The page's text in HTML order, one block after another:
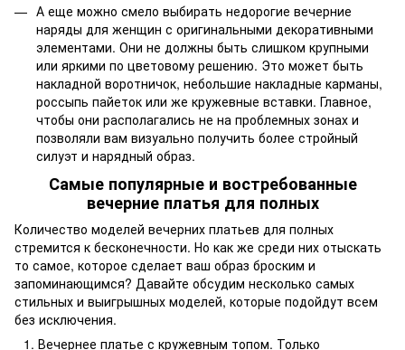
А еще можно смело выбирать недорогие вечерние
наряды для женщин с оригинальными декоративными
элементами. Они не должны быть слишком крупными
или яркими по цветовому решению. Это может быть
накладной воротничок, небольшие накладные карманы,
россыпь пайеток или же кружевные вставки. Главное,
чтобы они располагались не на проблемных зонах и
позволяли вам визуально получить более стройный
силуэт и нарядный образ.
Самые популярные и востребованные
вечерние платья для полных
Количество моделей вечерних платьев для полных
стремится к бесконечности. Но как же среди них отыскать
то самое, которое сделает ваш образ броским и
запоминающимся? Давайте обсудим несколько самых
стильных и выигрышных моделей, которые подойдут всем
без исключения.
Вечернее платье с кружевным топом. Только